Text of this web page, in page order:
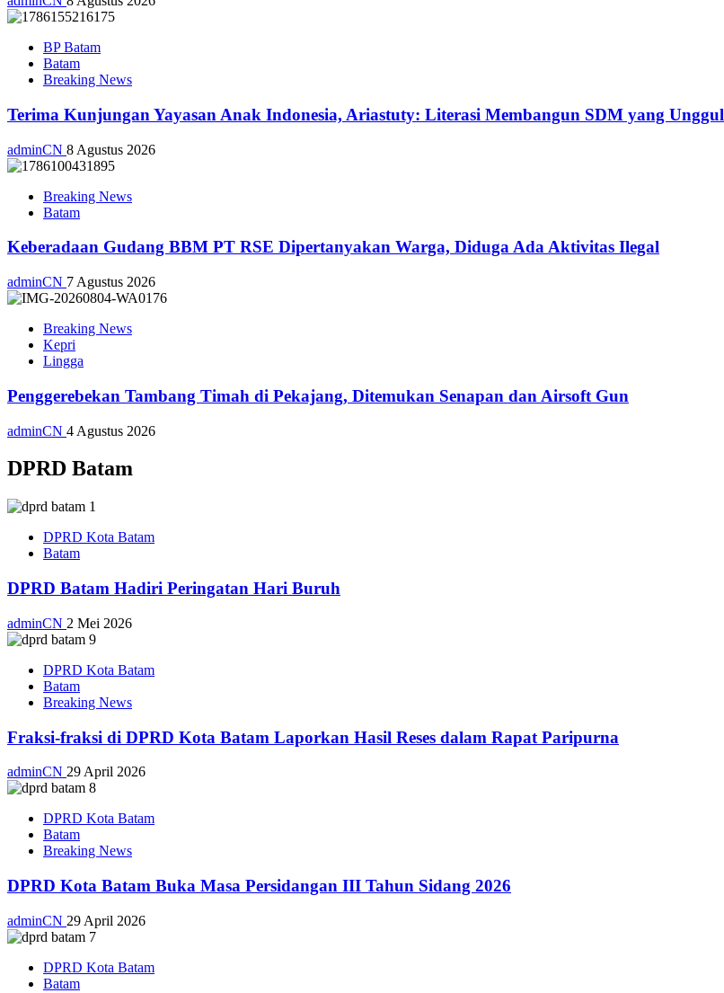
BP Batam
Batam
Breaking News
Terima Kunjungan Yayasan Anak Indonesia, Ariastuty: Literasi Membangun SDM yang Unggul
adminCN 8 Agustus 2026
Breaking News
Batam
Keberadaan Gudang BBM PT RSE Dipertanyakan Warga, Diduga Ada Aktivitas Ilegal
adminCN 7 Agustus 2026
Breaking News
Kepri
Lingga
Penggerebekan Tambang Timah di Pekajang, Ditemukan Senapan dan Airsoft Gun
adminCN 4 Agustus 2026
DPRD Batam
DPRD Kota Batam
Batam
DPRD Batam Hadiri Peringatan Hari Buruh
adminCN 2 Mei 2026
DPRD Kota Batam
Batam
Breaking News
Fraksi-fraksi di DPRD Kota Batam Laporkan Hasil Reses dalam Rapat Paripurna
adminCN 29 April 2026
DPRD Kota Batam
Batam
Breaking News
DPRD Kota Batam Buka Masa Persidangan III Tahun Sidang 2026
adminCN 29 April 2026
DPRD Kota Batam
Batam